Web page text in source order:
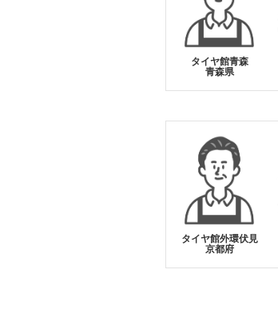
タイヤ館青森
青森県
タイヤ館外環伏見
京都府